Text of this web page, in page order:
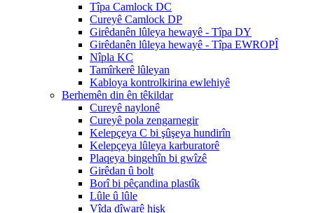
Tîpa Camlock DC
Cureyê Camlock DP
Girêdanên lûleya hewayê - Tîpa DY
Girêdanên lûleya hewayê - Tîpa EWROPÎ
Nîpla KC
Tamîrkerê lûleyan
Kabloya kontrolkirina ewlehiyê
Berhemên din ên têkildar
Cureyê naylonê
Cureyê pola zengarnegir
Kelepçeya C bi şûşeya hundirîn
Kelepçeya lûleya karburatorê
Plaqeya bingehîn bi gwîzê
Girêdan û bolt
Borî bi pêçandina plastîk
Lûle û lûle
Vîda dîwarê hişk